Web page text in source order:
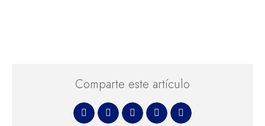
Comparte este artículo